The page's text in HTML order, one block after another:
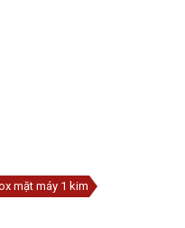
mặt máy 1 kim